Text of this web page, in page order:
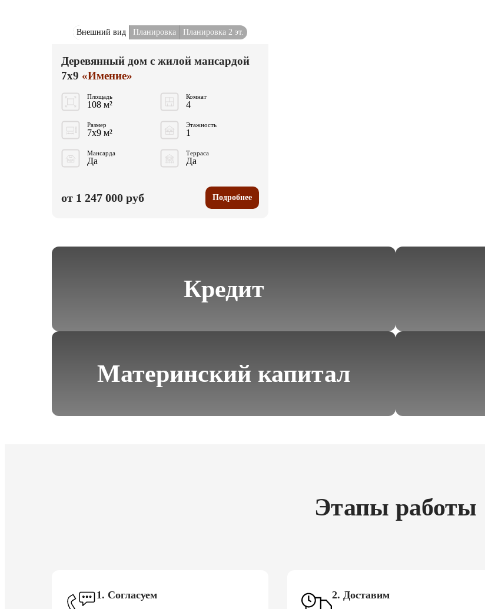
Внешний вид Планировка Планировка 2 эт.
Деревянный дом с жилой мансардой
7x9 «Имение»
Площадь
108 м²
Комнат
4
Размер
7x9 м²
Этажность
1
Мансарда
Да
Терраса
Да
от 1 247 000 руб Подробнее
Кредит
Материнский капитал
Этапы работы
1. Согласуем 2. Доставим